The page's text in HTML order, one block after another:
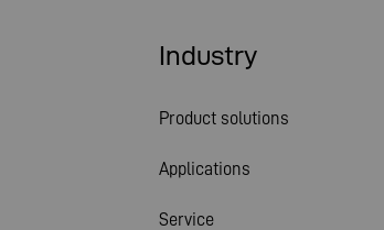
Industry
Product solutions
Applications
Service